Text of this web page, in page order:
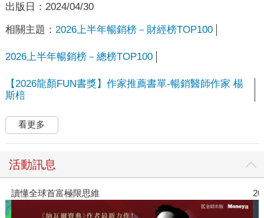
出版日： 2024/04/30
相關主題： 2026上半年暢銷榜－財經榜TOP100
2026上半年暢銷榜－總榜TOP100
【2026龍顏FUN書獎】作家推薦書單-暢銷醫師作家 楊
斯棓
看更多
活動訊息
讀懂全球首富極限思維